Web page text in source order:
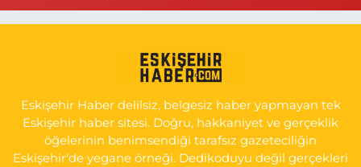
YENİDOĞAN MH.ŞEHİT SERKAN ÖZAYDIN CD.8 B ESKİ DEVLET
0 (222) 237 75 17 Yol Tarifi Al
Eskişehir Haber delilsiz, belgesiz haber yapmayan tek
Eskişehir haber sitesi. Doğru, hakkaniyet ve gerçeklik
öğelerinin benimsendiği tarafsız gazeteciliğin
Eskişehir'de yegane örneği. Dedikoduyu değil gerçekleri